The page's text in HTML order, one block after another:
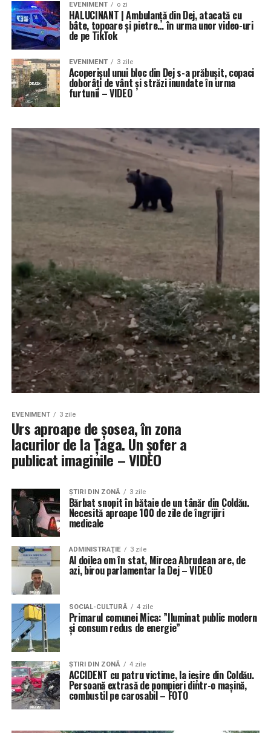
EVENIMENT o zi
HALUCINANT | Ambulanță din Dej, atacată cu
bâte, topoare și pietre… în urma unor video-uri
de pe TikTok
EVENIMENT 3 zile
Acoperișul unui bloc din Dej s-a prăbușit, copaci
doborâți de vânt și străzi inundate în urma
furtunii – VIDEO
EVENIMENT 3 zile
Urs aproape de șosea, în zona
lacurilor de la Țaga. Un șofer a
publicat imaginile – VIDEO
ŞTIRI DIN ZONĂ 3 zile
Bărbat snopit în bătaie de un tânăr din Coldău.
Necesită aproape 100 de zile de îngrijiri
medicale
ADMINISTRAŢIE 3 zile
Al doilea om în stat, Mircea Abrudean are, de
azi, birou parlamentar la Dej – VIDEO
SOCIAL-CULTURĂ 4 zile
Primarul comunei Mica: ”Iluminat public modern
și consum redus de energie”
ŞTIRI DIN ZONĂ 4 zile
ACCIDENT cu patru victime, la ieșire din Coldău.
Persoană extrasă de pompieri dintr-o mașină,
combustil pe carosabil – FOTO